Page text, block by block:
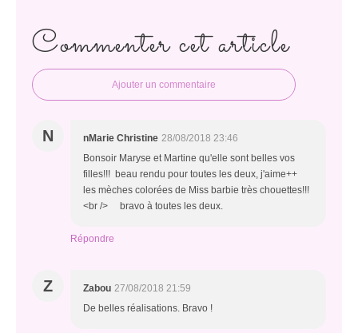
Commenter cet article
Ajouter un commentaire
N nMarie Christine 28/08/2018 23:46
Bonsoir Maryse et Martine qu'elle sont belles vos
filles!!! beau rendu pour toutes les deux, j'aime++
les mèches colorées de Miss barbie très chouettes!!!
<br /> bravo à toutes les deux.
Répondre
Z Zabou 27/08/2018 21:59
De belles réalisations. Bravo !